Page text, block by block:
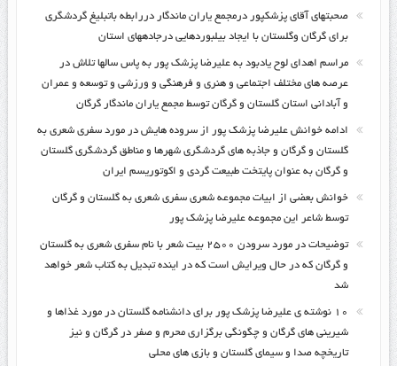
صحبتهای آقای پزشکپور درمجمع یاران ماندگار دررابطه باتبلیغ گردشگری
برای گرگان وگلستان با ایجاد بیلبوردهایی درجادههای استان
مراسم اهدای لوح یادبود به علیرضا پزشک پور به پاس سالها تلاش در
عرصه های مختلف اجتماعی و هنری و فرهنگی و ورزشی و توسعه و عمران
و آبادانی استان گلستان و گرگان توسط مجمع یاران ماندگار گرگان
ادامه خوانش علیرضا پزشک پور از سروده هایش در مورد سفری شعری به
گلستان و گرگان و جاذبه های گردشگری شهرها و مناطق گردشگری گلستان
و گرگان به عنوان پایتخت طبیعت گردی و اکوتوریسم ایران
خوانش بعضی از ابیات مجموعه شعری سفری شعری به گلستان و گرگان
توسط شاعر این مجموعه علیرضا پزشک پور
توضیحات در مورد سرودن ۲۵۰۰ بیت شعر با نام سفری شعری به گلستان
و گرگان که در حال ویرایش است که در اینده تبدیل به کتاب شعر خواهد
شد
۱۰ نوشته ی علیرضا پزشک پور برای دانشنامه گلستان در مورد غذاها و
شیرینی های گرگان و چگونگی برگزاری محرم و صفر در گرگان و نیز
تاریخچه صدا و سیمای گلستان و بازی های محلی